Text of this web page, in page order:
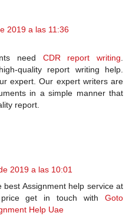
2019 a las 11:36
need CDR report writing.
quality report writing help.
expert. Our expert writers are
in a simple manner that
report.
2019 a las 10:01
Assignment help service at
get in touch with Goto
Help Uae